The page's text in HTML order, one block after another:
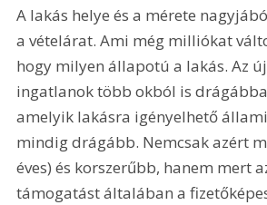
A lakás helye és a mérete
a vételárat. Ami még milliókat
hogy milyen állapotú a lakás. Az
ingatlanok több okból is
amelyik lakásra igényelhető
mindig drágább. Nemcsak azért
éves) és korszerűbb, hanem mert
támogatást általában a